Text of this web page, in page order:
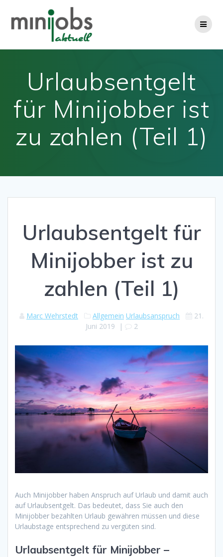
Urlaubsentgelt
für Minijobber ist
zu zahlen (Teil 1)
Urlaubsentgelt für
Minijobber ist zu
zahlen (Teil 1)
Marc Wehrstedt Allgemein Urlaubsanspruch
21.
Juni 2019 | 2
Auch Minijobber haben Anspruch auf Urlaub und damit auch
auf Urlaubsentgelt. Das bedeutet, dass Sie auch den
Minijobber bezahlten Urlaub gewähren müssen und diese
Urlaubstage entsprechend zu vergüten sind.
Urlaubsentgelt für Minijobber –